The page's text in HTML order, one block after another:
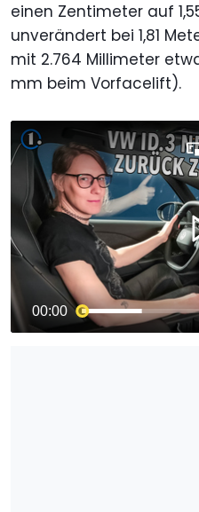
einen Zentimeter auf
unverändert bei 1,81
mit 2.764 Millimeter
mm beim Vorfacelift).